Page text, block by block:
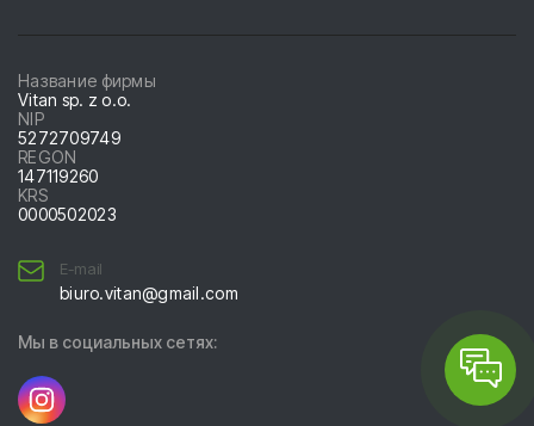
Название фирмы
Vitan sp. z o.o.
NIP
5272709749
REGON
147119260
KRS
0000502023
E-mail
biuro.vitan@gmail.com
Мы в социальных сетях: